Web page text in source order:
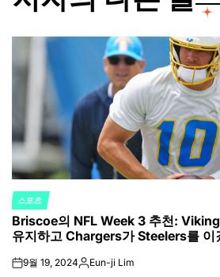
POSTED
IN
스포츠
Briscoe의 NFL Week 3 추천:
유지하고 Chargers가 Steelers를 이
on9월 19, 2024Posted
Eun-ji Lim